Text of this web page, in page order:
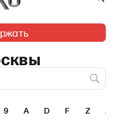
9 A D F Z А